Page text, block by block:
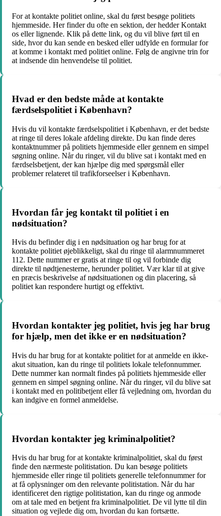
For at kontakte politiet online, skal du først besøge politiets
hjemmeside. Her finder du ofte en sektion, der hedder Kontakt
os eller lignende. Klik på dette link, og du vil blive ført til en
side, hvor du kan sende en besked eller udfylde en formular for
at komme i kontakt med politiet online. Følg de angivne trin for
at indsende din henvendelse til politiet.
Hvad er den bedste måde at kontakte
færdselspolitiet i København?
Hvis du vil kontakte færdselspolitiet i København, er det bedste
at ringe til deres lokale afdeling direkte. Du kan finde deres
kontaktnummer på politiets hjemmeside eller gennem en simpel
søgning online. Når du ringer, vil du blive sat i kontakt med en
færdselsbetjent, der kan hjælpe dig med spørgsmål eller
problemer relateret til trafikforseelser i København.
Hvordan får jeg kontakt til politiet i en
nødsituation?
Hvis du befinder dig i en nødsituation og har brug for at
kontakte politiet øjeblikkeligt, skal du ringe til alarmnummeret
112. Dette nummer er gratis at ringe til og vil forbinde dig
direkte til nødtjenesterne, herunder politiet. Vær klar til at give
en præcis beskrivelse af nødsituationen og din placering, så
politiet kan respondere hurtigt og effektivt.
Hvordan kontakter jeg politiet, hvis jeg har brug
for hjælp, men det ikke er en nødsituation?
Hvis du har brug for at kontakte politiet for at anmelde en ikke-
akut situation, kan du ringe til politiets lokale telefonnummer.
Dette nummer kan normalt findes på politiets hjemmeside eller
gennem en simpel søgning online. Når du ringer, vil du blive sat
i kontakt med en politibetjent eller få vejledning om, hvordan du
kan indgive en formel anmeldelse.
Hvordan kontakter jeg kriminalpolitiet?
Hvis du har brug for at kontakte kriminalpolitiet, skal du først
finde den nærmeste politistation. Du kan besøge politiets
hjemmeside eller ringe til politiets generelle telefonnummer for
at få oplysninger om den relevante politistation. Når du har
identificeret den rigtige politistation, kan du ringe og anmode
om at tale med en betjent fra kriminalpolitiet. De vil lytte til din
situation og vejlede dig om, hvordan du kan fortsætte.